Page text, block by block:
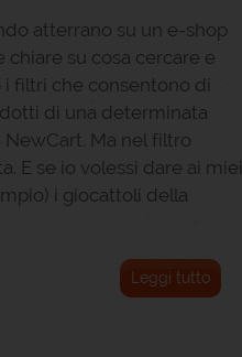
atterrano su un e-shop
chiare su cosa cercare e
i filtri che consentono di
di una determinata
Ma nel filtro
E se io volessi dare ai miei
i giocattoli della
Leggi tutto